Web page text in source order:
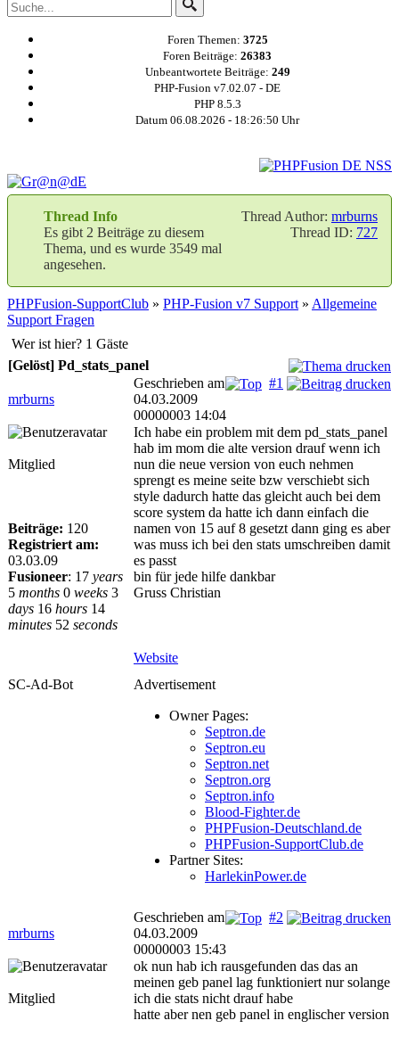
Foren Themen: 3725
Foren Beiträge: 26383
Unbeantwortete Beiträge: 249
PHP-Fusion v7.02.07 - DE
PHP 8.5.3
Datum 06.08.2026 - 18:26:51 Uhr
Thread Author: mrburns
Thread ID: 727
Thread Info
Es gibt 2 Beiträge zu diesem
Thema, und es wurde 3549 mal
angesehen.
PHPFusion-SupportClub » PHP-Fusion v7 Support » Allgemeine
Support Fragen
Wer ist hier? 1 Gäste
[Gelöst] Pd_stats_panel
mrburns
#1
Geschrieben am
04.03.2009
00000003 14:04
Mitglied
Beiträge: 120
Registriert am:
03.03.09
Fusioneer: 17 years
5 months 0 weeks 3
days 16 hours 14
minutes 52 seconds
Ich habe ein problem mit dem pd_stats_panel
hab im mom die alte version drauf wenn ich
nun die neue version von euch nehmen
sprengt es meine seite bzw verschiebt sich
style dadurch hatte das gleicht auch bei dem
score system da hatte ich dann einfach die
namen von 15 auf 8 gesetzt dann ging es aber
was muss ich bei den stats umschreiben damit
es passt
bin für jede hilfe dankbar
Gruss Christian
Website
SC-Ad-Bot
Advertisement
Owner Pages:
Septron.de
Septron.eu
Septron.net
Septron.org
Septron.info
Blood-Fighter.de
PHPFusion-Deutschland.de
PHPFusion-SupportClub.de
Partner Sites:
HarlekinPower.de
mrburns
#2
Geschrieben am
04.03.2009
00000003 15:43
Mitglied
ok nun hab ich rausgefunden das das an
meinen geb panel lag funktioniert nur solange
ich die stats nicht drauf habe
hatte aber nen geb panel in englischer version